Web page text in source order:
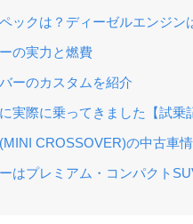
ックは？ディーゼルエンジン
の実力と燃費
ーのカスタムを紹介
実際に乗ってきました【試乗
CROSSOVER)の中古車
はプレミアム・コンパクト